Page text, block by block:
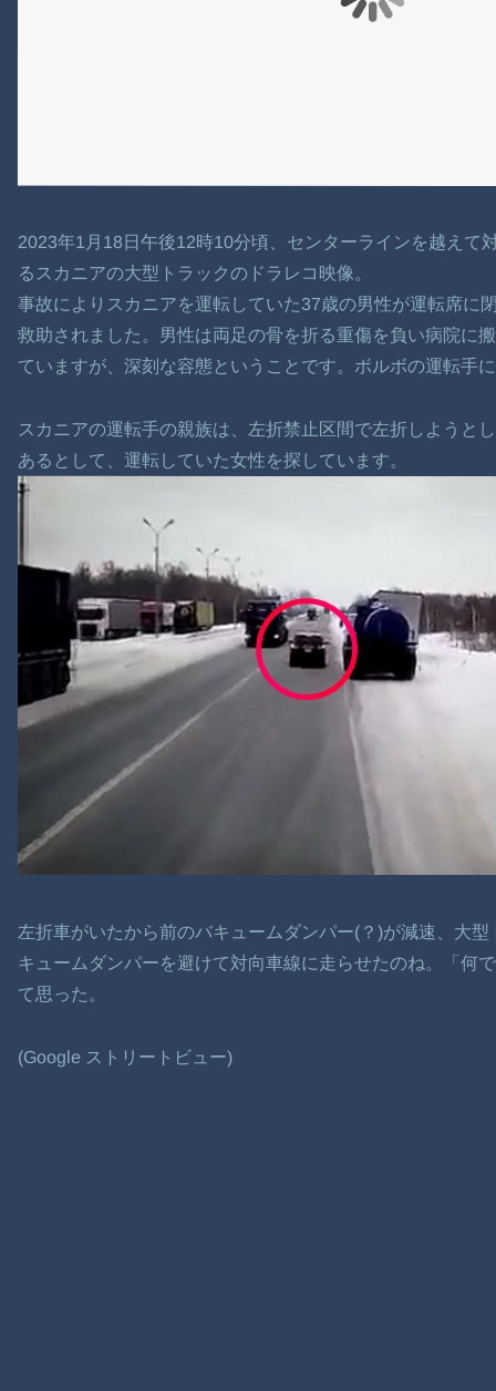
2023年1月18日午後12時10分頃、センターラインを越えて
るスカニアの大型トラックのドラレコ映像。
事故によりスカニアを運転していた37歳の男性が運転席に
救助されました。男性は両足の骨を折る重傷を負い病院に
ていますが、深刻な容態ということです。ボルボの運転手
スカニアの運転手の親族は、左折禁止区間で左折しようと
あるとして、運転していた女性を探しています。
左折車がいたから前のバキュームダンパー(？)が減速、大
キュームダンパーを避けて対向車線に走らせたのね。「何
て思った。
(Google ストリートビュー)